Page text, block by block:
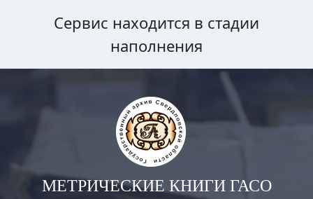
Сервис находится в стадии
наполнения
МЕТРИЧЕСКИЕ КНИГИ ГАСО